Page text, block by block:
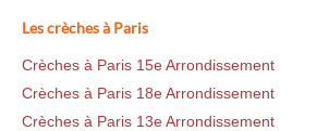
Les crèches à Paris
Crèches à Paris 15e Arrondissement
Crèches à Paris 18e Arrondissement
Crèches à Paris 13e Arrondissement